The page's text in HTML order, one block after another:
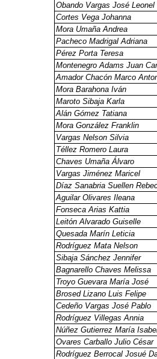
Obando Vargas José Leonel
Cortes Vega Johanna
Mora Umaña Andrea
Pacheco Madrigal Adriana
Pérez Porta Teresa
Montenegro Adams Juan
Amador Chacón Marco
Mora Barahona Iván
Maroto Sibaja Karla
Alán Gómez Tatiana
Mora González Franklin
Vargas Nelson Silvia
Téllez Romero Laura
Chaves Umaña Álvaro
Vargas Jiménez Maricel
Díaz Sanabria Suellen
Aguilar Olivares Ileana
Fonseca Arias Kattia
Leitón Alvarado Guiselle
Quesada Marín Leticia
Rodríguez Mata Nelson
Sibaja Sánchez Jennifer
Bagnarello Chaves Melissa
Troyo Guevara María José
Brosed Lizano Luis Felipe
Cedeño Vargas José Pablo
Rodríguez Villegas Annia
Núñez Gutierrez María
Ovares Carballo Julio César
Rodríguez Berrocal Josué